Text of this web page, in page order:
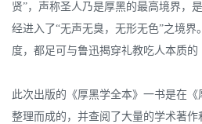
贤”，声称圣人乃是厚黑的最高境界，
经进入了“无声无臭，无形无色”之境
度，都足可与鲁迅揭穿礼教吃人本质的
此次出版的《厚黑学全本》一书是在
整理而成的，并查阅了大量的学术著